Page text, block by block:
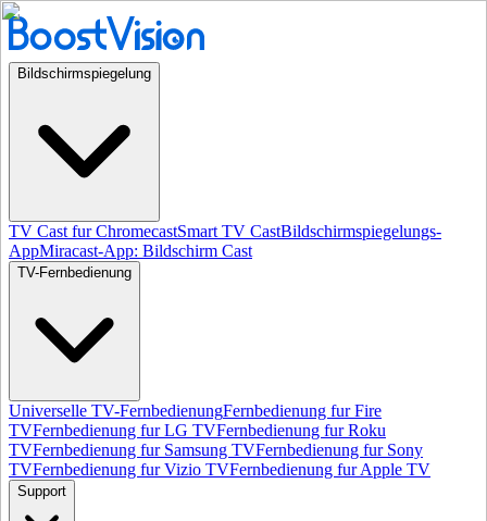
Bildschirmspiegelung
TV Cast fur ChromecastSmart TV CastBildschirmspiegelungs-
AppMiracast-App: Bildschirm Cast
TV-Fernbedienung
Universelle TV-FernbedienungFernbedienung fur Fire
TVFernbedienung fur LG TVFernbedienung fur Roku
TVFernbedienung fur Samsung TVFernbedienung fur Sony
TVFernbedienung fur Vizio TVFernbedienung fur Apple TV
Support